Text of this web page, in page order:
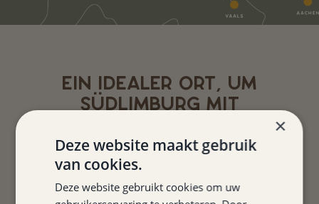
EIN IDEALER ORT, UM
SÜDLIMBURG MIT
MOTORRÄDERN ZU
ENTDECKEN.
ABGESCHLOSSENER
×
Deze website maakt gebruik
van cookies.
Deze website gebruikt cookies om uw